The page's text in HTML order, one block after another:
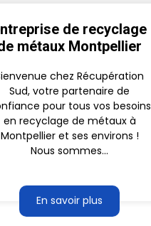
de recyclage
métaux Montpellier
chez Récupération
Sud, votre partenaire de
pour tous vos besoins
en recyclage de métaux à
Montpellier et ses environs !
Nous sommes...
En savoir plus